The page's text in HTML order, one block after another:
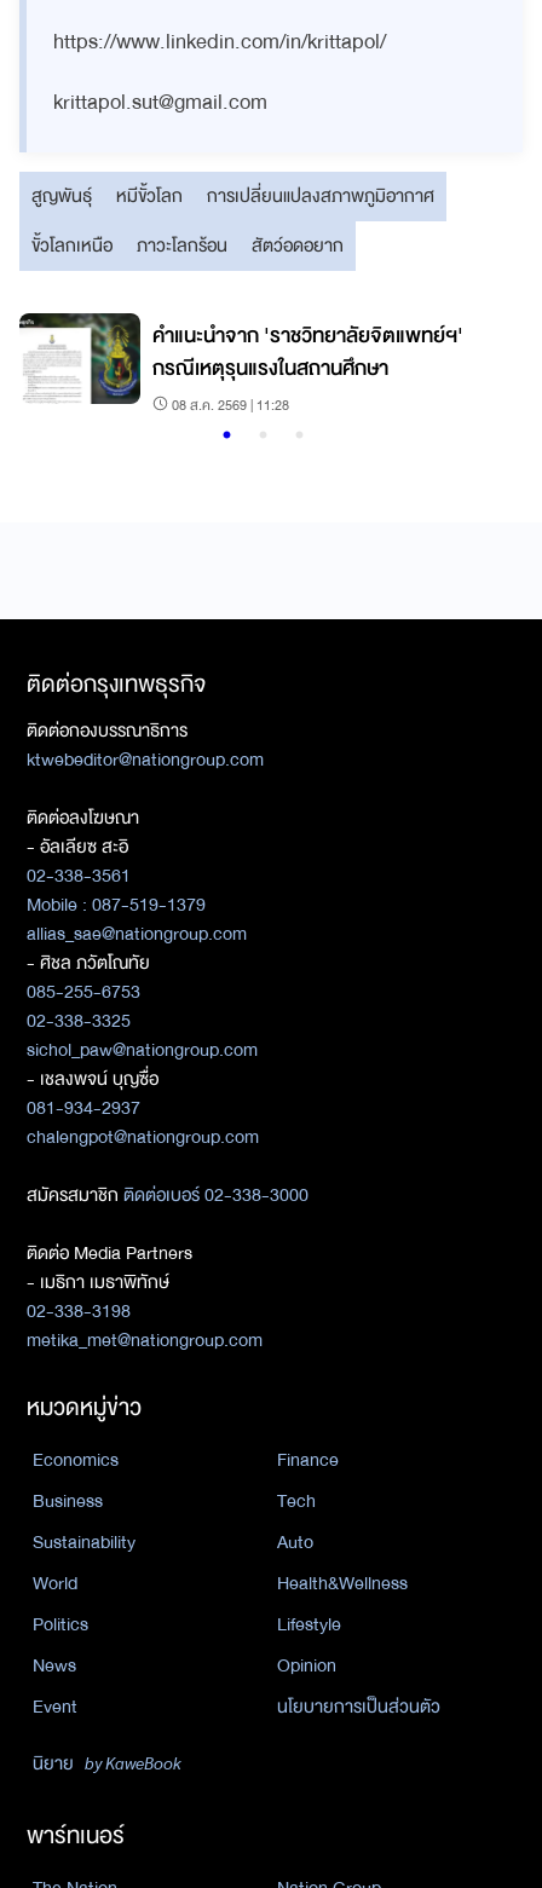
https://www.linkedin.com/in/krittapol/
krittapol.sut@gmail.com
สูญพันธุ์ หมีขั้วโลก
การเปลี่ยนแปลงสภาพภูมิอากาศ
ขั้วโลกเหนือ
ภาวะโลกร้อน สัตว์อดอยาก
คำแนะนำจาก 'ราชวิทยาลัยจิตแพทย์ฯ'
กรณีเหตุรุนแรงในสถานศึกษา
08 ส.ค. 2569 | 11:28
ติดต่อกรุงเทพธุรกิจ
ติดต่อกองบรรณาธิการ
ktwebeditor@nationgroup.com
ติดต่อลงโฆษณา
- อัลเลียซ สะอิ
02-338-3561
Mobile : 087-519-1379
allias_sae@nationgroup.com
- ศิชล ภวัตโณทัย
085-255-6753
02-338-3325
sichol_paw@nationgroup.com
- เชลงพจน์ บุญซื่อ
081-934-2937
chalengpot@nationgroup.com
สมัครสมาชิกติดต่อเบอร์ 02-338-3000
ติดต่อ Media Partners
- เมธิกา เมธาพิทักษ์
02-338-3198
metika_met@nationgroup.com
หมวดหมู่ข่าว
Economics
Finance
Business
Tech
Sustainability
Auto
World
Health&Wellness
Politics
Lifestyle
News
Opinion
Event
นโยบายการเป็นส่วนตัว
นิยาย by KaweBook
พาร์ทเนอร์